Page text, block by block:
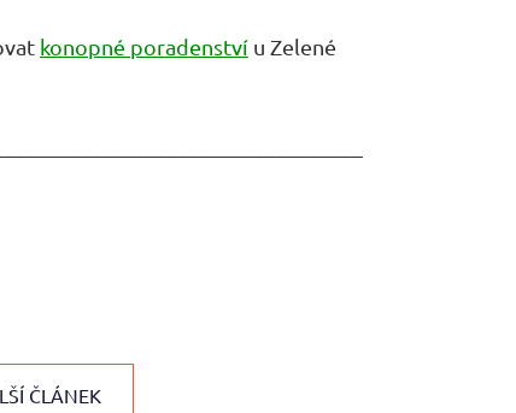
konopné poradenství u Zelené
ČLÁNEK